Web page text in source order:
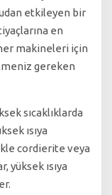
etkileyen bir
en
makineleri için
gereken
sıcaklıklarda
ısıya
cordierite veya
ısıya